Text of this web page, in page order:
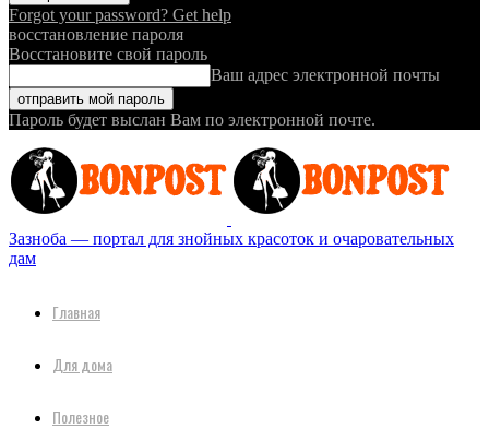
Forgot your password? Get help
восстановление пароля
Восстановите свой пароль
Ваш адрес электронной почты
Пароль будет выслан Вам по электронной почте.
Зазноба — портал для знойных красоток и очаровательных
дам
Главная
Для дома
Полезное